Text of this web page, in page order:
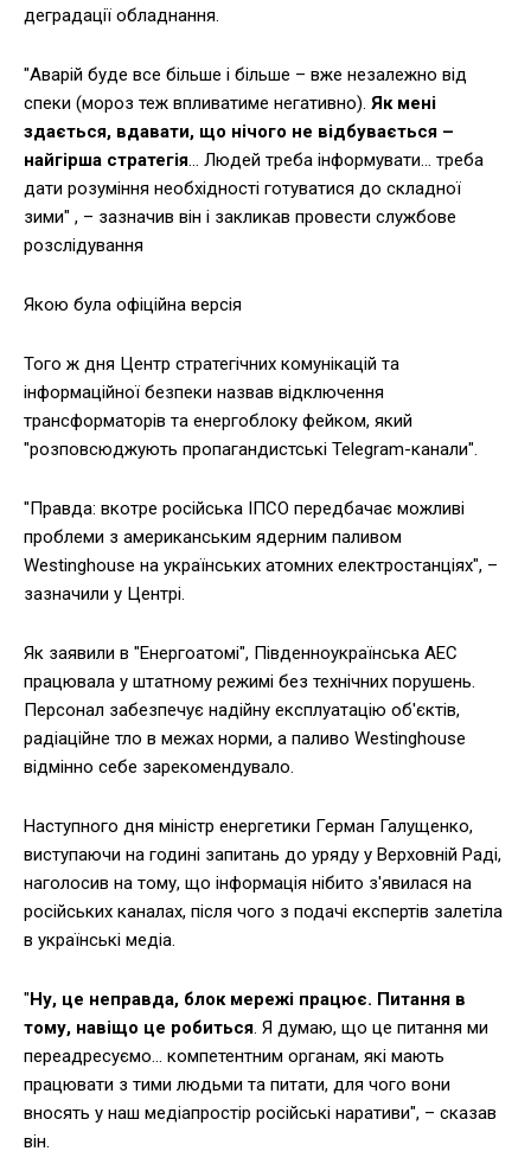
деградації обладнання.
"Аварій буде все більше і більше – вже незалежно від
спеки (мороз теж впливатиме негативно). Як мені
здається, вдавати, що нічого не відбувається –
найгірша стратегія… Людей треба інформувати… треба
дати розуміння необхідності готуватися до складної
зими" , – зазначив він і закликав провести службове
розслідування
Якою була офіційна версія
Того ж дня Центр стратегічних комунікацій та
інформаційної безпеки назвав відключення
трансформаторів та енергоблоку фейком, який
"розповсюджують пропагандистські Telegram-канали".
"Правда: вкотре російська ІПСО передбачає можливі
проблеми з американським ядерним паливом
Westinghouse на українських атомних електростанціях", –
зазначили у Центрі.
Як заявили в "Енергоатомі", Південноукраїнська АЕС
працювала у штатному режимі без технічних порушень.
Персонал забезпечує надійну експлуатацію об'єктів,
радіаційне тло в межах норми, а паливо Westinghouse
відмінно себе зарекомендувало.
Наступного дня міністр енергетики Герман Галущенко,
виступаючи на годині запитань до уряду у Верховній Раді,
наголосив на тому, що інформація нібито з'явилася на
російських каналах, після чого з подачі експертів залетіла
в українські медіа.
" Ну, це неправда, блок мережі працює. Питання в
тому, навіщо це робиться. Я думаю, що це питання ми
переадресуємо… компетентним органам, які мають
працювати з тими людьми та питати, для чого вони
вносять у наш медіапростір російські наративи", – сказав
він.